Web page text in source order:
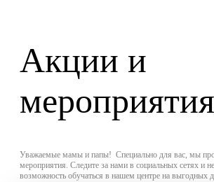
Акции и
мероприятия
Уважаемые мамы и папы! Специально для вас, мы
мероприятия. Следите за нами в социальных сетях и
возможность обучаться в нашем центре на выгодных